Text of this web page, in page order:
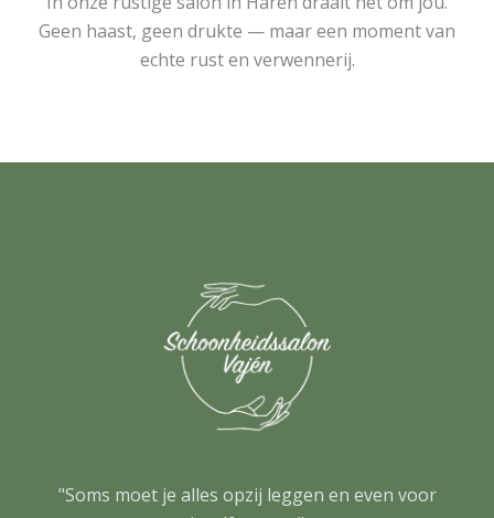
Geen haast, geen drukte — maar een moment van
echte rust en verwennerij.
"Soms moet je alles opzij leggen en even voor